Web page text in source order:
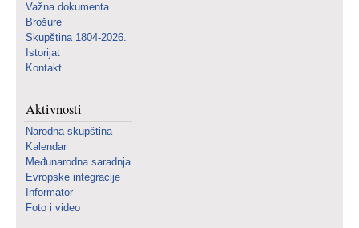
Važna dokumenta
Brošure
Skupština 1804-2026.
Istorijat
Kontakt
Aktivnosti
Narodna skupština
Kalendar
Međunarodna saradnja
Evropske integracije
Informator
Foto i video